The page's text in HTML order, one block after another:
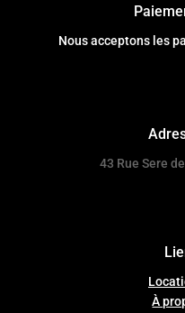
Nous acceptons les
43 Rue Sere
À